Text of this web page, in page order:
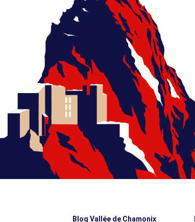
Blog Vallée de Chamonix